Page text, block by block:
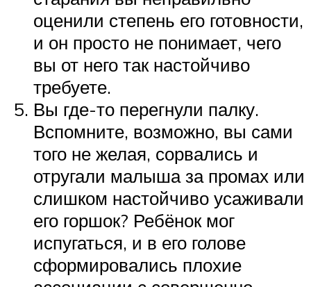
оценили степень его готовности,
и он просто не понимает, чего
вы от него так настойчиво
требуете.
Вы где-то перегнули палку.
Вспомните, возможно, вы сами
того не желая, сорвались и
отругали малыша за промах или
слишком настойчиво усаживали
его горшок? Ребёнок мог
испугаться, и в его голове
сформировались плохие